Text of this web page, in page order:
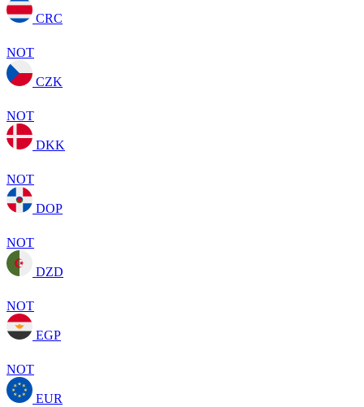
CRC
NOT
CZK
NOT
DKK
NOT
DOP
NOT
DZD
NOT
EGP
NOT
EUR